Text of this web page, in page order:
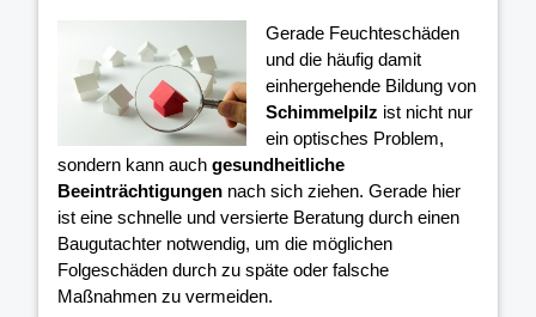
Gerade Feuchteschäden
und die häufig damit
einhergehende Bildung von
Schimmelpilz ist nicht nur
ein optisches Problem,
sondern kann auch gesundheitliche
Beeinträchtigungen nach sich ziehen. Gerade hier
ist eine schnelle und versierte Beratung durch einen
Baugutachter notwendig, um die möglichen
Folgeschäden durch zu späte oder falsche
Maßnahmen zu vermeiden.